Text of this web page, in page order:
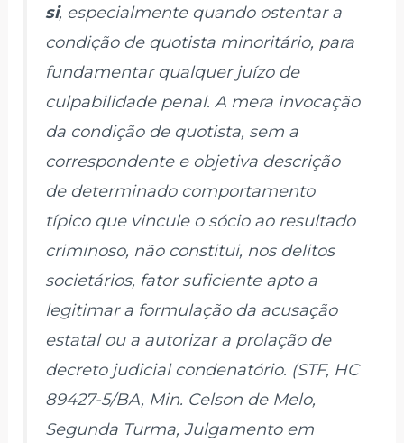
si, especialmente quando ostentar a
condição de quotista minoritário, para
fundamentar qualquer juízo de
culpabilidade penal. A mera invocação
da condição de quotista, sem a
correspondente e objetiva descrição
de determinado comportamento
típico que vincule o sócio ao resultado
criminoso, não constitui, nos delitos
societários, fator suficiente apto a
legitimar a formulação da acusação
estatal ou a autorizar a prolação de
decreto judicial condenatório. (STF, HC
89427-5/BA, Min. Celson de Melo,
Segunda Turma, Julgamento em